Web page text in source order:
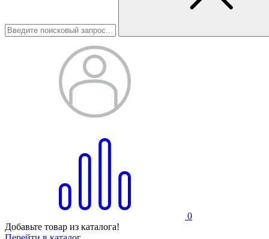
0
Добавьте товар из каталога!